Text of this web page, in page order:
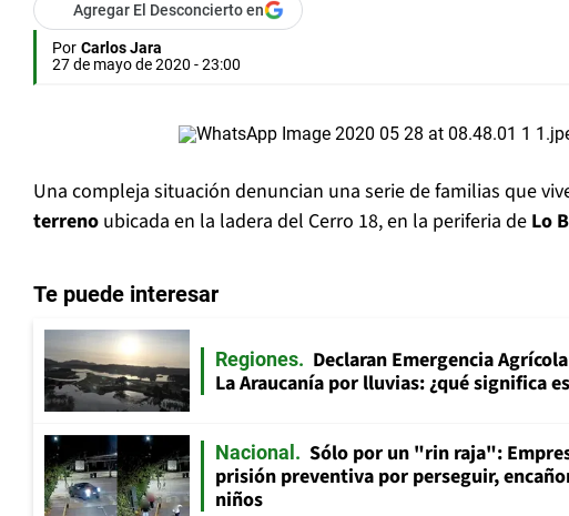
Agregar El Desconcierto en
Por Carlos Jara
27 de mayo de 2020 - 23:00
Una compleja situación denuncian una serie de familias que
terreno ubicada en la ladera del Cerro 18, en la periferia de Lo
Te puede interesar
Regiones
Declaran Emergencia
La Araucanía por lluvias: ¿qué significa
Nacional
Sólo por un "rin raja":
prisión preventiva por perseguir,
niños